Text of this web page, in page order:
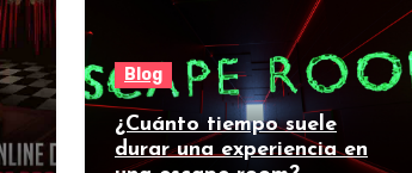
Blog
¿Cuánto tiempo suele
durar una experiencia en